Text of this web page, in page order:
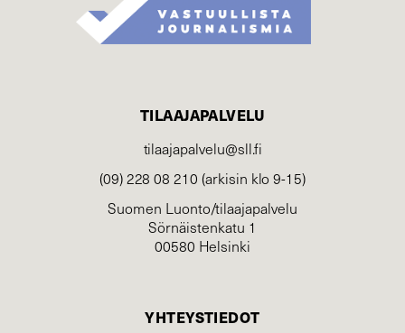
TILAAJAPALVELU
tilaajapalvelu@sll.fi
(09) 228 08 210 (arkisin klo 9-15)
Suomen Luonto/tilaajapalvelu
Sörnäistenkatu 1
00580 Helsinki
YHTEYSTIEDOT